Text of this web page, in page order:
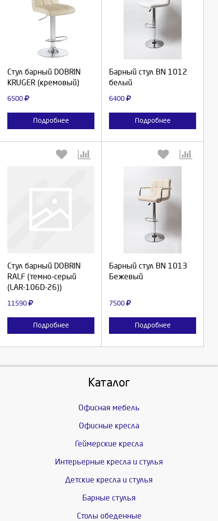
Стул барный DOBRIN
KRUGER (кремовый)
6500
Подробнее
Выберите количество:
Отмена
Барный стул BN 1012
белый
6400
Подробнее
Выберите количество:
Стул барный DOBRIN
RALF (темно-серый
(LAR-106D-26))
11590
Подробнее
Продолжить
Отмена
Барный стул BN 1013
Бежевый
7500
Подробнее
Выберите количество:
Продолжить
Каталог
Офисная мебель
Офисные кресла
Геймерские кресла
Интерьерные кресла и стулья
Детские кресла и стулья
Барные стулья
Столы обеденные